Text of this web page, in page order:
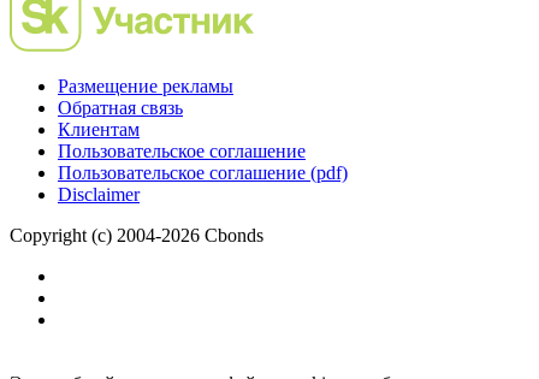
Размещение рекламы
Обратная связь
Клиентам
Пользовательское соглашение
Пользовательское соглашение (pdf)
Disclaimer
Copyright (c) 2004-2026 Cbonds